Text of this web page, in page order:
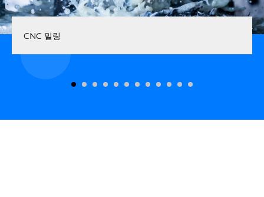
CNC 밀링